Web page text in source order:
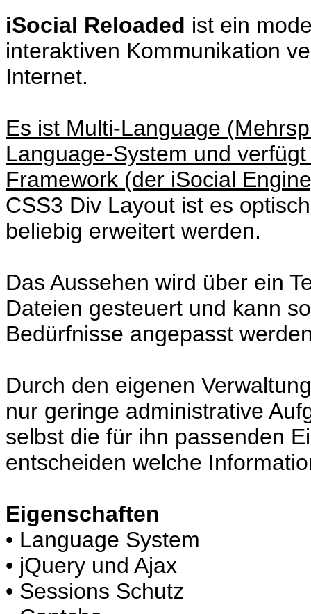
iSocial Reloaded ist ein
interaktiven Kommunikation
Internet.
Es ist Multi-Language
Language-System und
Framework (der iSocial
CSS3 Div Layout ist es
beliebig erweitert werden.
Das Aussehen wird über ein
Dateien gesteuert und kann
Bedürfnisse angepasst
Durch den eigenen
nur geringe administrative
selbst die für ihn passenden
entscheiden welche
Eigenschaften
• Language System
• jQuery und Ajax
• Sessions Schutz